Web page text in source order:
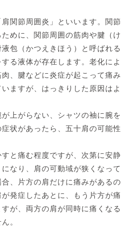
関節周囲炎」といいます。関節
めに、関節周囲の筋肉や腱（け
包（かつえきほう）と呼ばれる
る液体が存在します。老化によ
、腱などに炎症が起こって痛み
ますが、はっきりした原因はよ
上がらない、シャツの袖に腕を
状があったら、五十肩の可能性
と痛む程度ですが、次第に安静
なり、肩の可動域が狭くなって
、片方の肩だけに痛みがあるの
発症したあとに、もう片方が痛
が、両方の肩が同時に痛くなる
。